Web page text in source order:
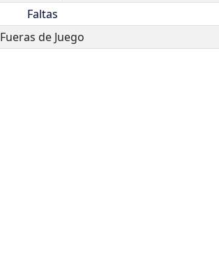
Faltas
Fueras de Juego